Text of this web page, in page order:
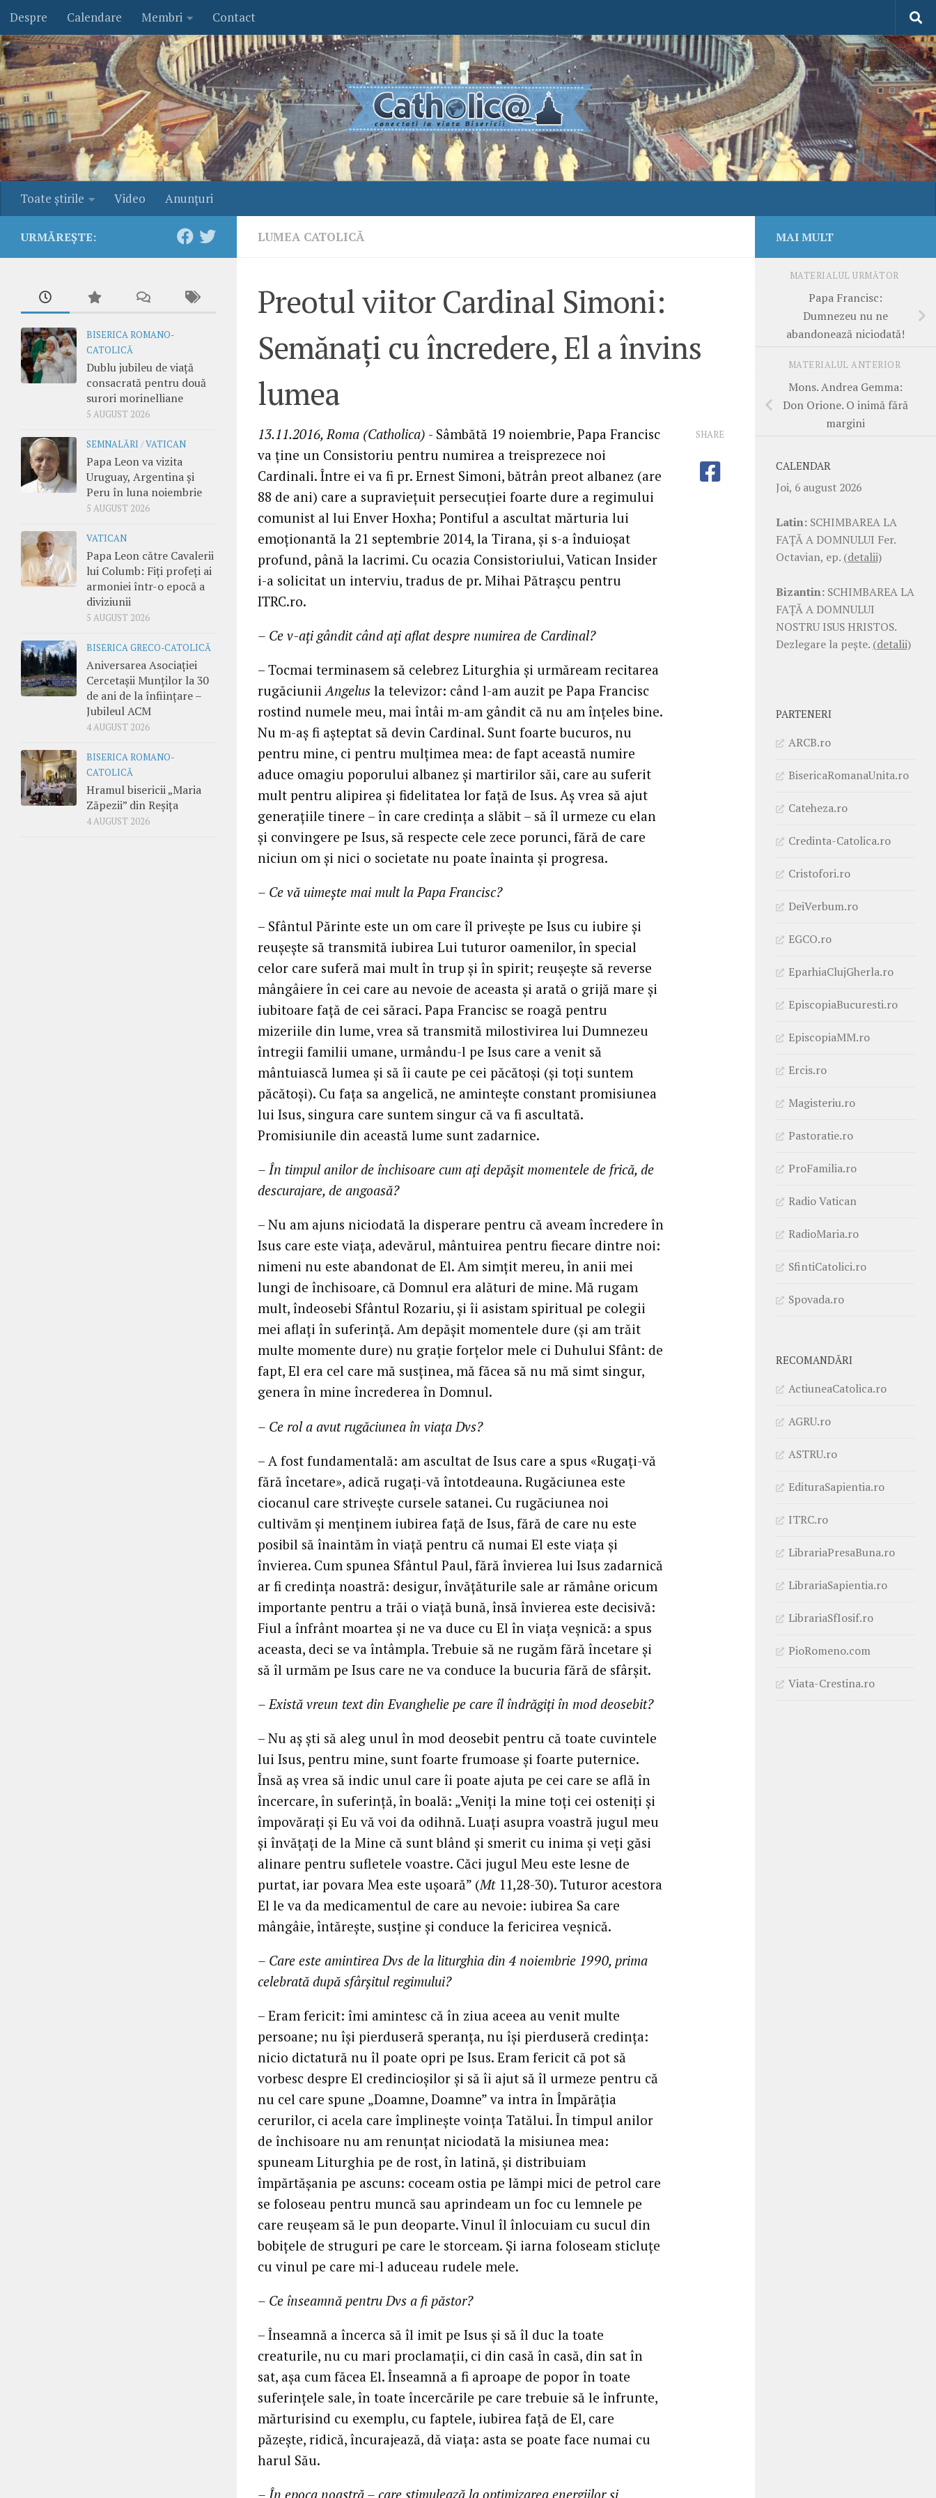
Skip to content
Despre Calendare Membri Contact
Toate ştirile Video Anunţuri
LUMEA CATOLICĂ
Preotul viitor Cardinal Simoni:
Semănați cu încredere, El a învins
lumea
13.11.2016, Roma (Catholica) - Sâmbătă 19 noiembrie, Papa Francisc
va ține un Consistoriu pentru numirea a treisprezece noi
Cardinali. Între ei va fi pr. Ernest Simoni, bătrân preot albanez (are
88 de ani) care a supraviețuit persecuției foarte dure a regimului
comunist al lui Enver Hoxha; Pontiful a ascultat mărturia lui
emoționantă la 21 septembrie 2014, la Tirana, și s-a înduioșat
profund, până la lacrimi. Cu ocazia Consistoriului, Vatican Insider
i-a solicitat un interviu, tradus de pr. Mihai Pătrașcu pentru
ITRC.ro.
– Ce v-ați gândit când ați aflat despre numirea de Cardinal?
– Tocmai terminasem să celebrez Liturghia și urmăream recitarea
rugăciuniiAngelus la televizor: când l-am auzit pe Papa Francisc
rostind numele meu, mai întâi m-am gândit că nu am înțeles bine.
Nu m-aș fi așteptat să devin Cardinal. Sunt foarte bucuros, nu
pentru mine, ci pentru mulțimea mea: de fapt această numire
aduce omagiu poporului albanez și martirilor săi, care au suferit
mult pentru alipirea și fidelitatea lor față de Isus. Aș vrea să ajut
generațiile tinere – în care credința a slăbit – să îl urmeze cu elan
și convingere pe Isus, să respecte cele zece porunci, fără de care
niciun om și nici o societate nu poate înainta și progresa.
– Ce vă uimește mai mult la Papa Francisc?
– Sfântul Părinte este un om care îl privește pe Isus cu iubire și
reușește să transmită iubirea Lui tuturor oamenilor, în special
celor care suferă mai mult în trup și în spirit; reușește să reverse
mângâiere în cei care au nevoie de aceasta și arată o grijă mare și
iubitoare față de cei săraci. Papa Francisc se roagă pentru
mizeriile din lume, vrea să transmită milostivirea lui Dumnezeu
întregii familii umane, urmându-l pe Isus care a venit să
mântuiască lumea și să îi caute pe cei păcătoși (și toți suntem
păcătoși). Cu fața sa angelică, ne amintește constant promisiunea
lui Isus, singura care suntem singur că va fi ascultată.
Promisiunile din această lume sunt zadarnice.
– În timpul anilor de închisoare cum ați depășit momentele de frică, de
descurajare, de angoasă?
– Nu am ajuns niciodată la disperare pentru că aveam încredere în
Isus care este viața, adevărul, mântuirea pentru fiecare dintre noi:
nimeni nu este abandonat de El. Am simțit mereu, în anii mei
lungi de închisoare, că Domnul era alături de mine. Mă rugam
mult, îndeosebi Sfântul Rozariu, și îi asistam spiritual pe colegii
mei aflați în suferință. Am depășit momentele dure (și am trăit
multe momente dure) nu grație forțelor mele ci Duhului Sfânt: de
fapt, El era cel care mă susținea, mă făcea să nu mă simt singur,
genera în mine încrederea în Domnul.
– Ce rol a avut rugăciunea în viața Dvs?
– A fost fundamentală: am ascultat de Isus care a spus «Rugați-vă
fără încetare», adică rugați-vă întotdeauna. Rugăciunea este
ciocanul care strivește cursele satanei. Cu rugăciunea noi
cultivăm și menținem iubirea față de Isus, fără de care nu este
posibil să înaintăm în viață pentru că numai El este viața și
învierea. Cum spunea Sfântul Paul, fără învierea lui Isus zadarnică
ar fi credința noastră: desigur, învățăturile sale ar rămâne oricum
importante pentru a trăi o viață bună, însă învierea este decisivă:
Fiul a înfrânt moartea și ne va duce cu El în viața veșnică: a spus
aceasta, deci se va întâmpla. Trebuie să ne rugăm fără încetare și
să îl urmăm pe Isus care ne va conduce la bucuria fără de sfârșit.
– Există vreun text din Evanghelie pe care îl îndrăgiți în mod deosebit?
– Nu aș ști să aleg unul în mod deosebit pentru că toate cuvintele
lui Isus, pentru mine, sunt foarte frumoase și foarte puternice.
Însă aș vrea să indic unul care îi poate ajuta pe cei care se află în
încercare, în suferință, în boală: „Veniți la mine toți cei osteniți și
împovărați și Eu vă voi da odihnă. Luați asupra voastră jugul meu
și învățați de la Mine că sunt blând și smerit cu inima și veți găsi
alinare pentru sufletele voastre. Căci jugul Meu este lesne de
purtat, iar povara Mea este ușoară” (Mt11,28-30). Tuturor acestora
El le va da medicamentul de care au nevoie: iubirea Sa care
mângâie, întărește, susține și conduce la fericirea veșnică.
– Care este amintirea Dvs de la liturghia din 4 noiembrie 1990, prima
celebrată după sfârșitul regimului?
– Eram fericit: îmi amintesc că în ziua aceea au venit multe
persoane; nu își pierduseră speranța, nu își pierduseră credința:
nicio dictatură nu îl poate opri pe Isus. Eram fericit că pot să
vorbesc despre El credincioșilor și să îi ajut să îl urmeze pentru că
nu cel care spune „Doamne, Doamne” va intra în Împărăția
cerurilor, ci acela care împlinește voința Tatălui. În timpul anilor
de închisoare nu am renunțat niciodată la misiunea mea:
spuneam Liturghia pe de rost, în latină, și distribuiam
împărtășania pe ascuns: coceam ostia pe lămpi mici de petrol care
se foloseau pentru muncă sau aprindeam un foc cu lemnele pe
care reușeam să le pun deoparte. Vinul îl înlocuiam cu sucul din
bobițele de struguri pe care le storceam. Și iarna foloseam sticluțe
cu vinul pe care mi-l aduceau rudele mele.
– Ce înseamnă pentru Dvs a fi păstor?
– Înseamnă a încerca să îl imit pe Isus și să îl duc la toate
creaturile, nu cu mari proclamații, ci din casă în casă, din sat în
sat, așa cum făcea El. Înseamnă a fi aproape de popor în toate
suferințele sale, în toate încercările pe care trebuie să le înfrunte,
mărturisind cu exemplu, cu faptele, iubirea față de El, care
păzește, ridică, încurajează, dă viața: asta se poate face numai cu
harul Său.
– În epoca noastră – care stimulează la optimizarea energiilor și
SHARE
URMĂREȘTE:
BISERICA ROMANO-
CATOLICĂ
Dublu jubileu de viață
consacrată pentru două
surori morinelliane
5 AUGUST 2026
SEMNALĂRI /VATICAN
Papa Leon va vizita
Uruguay, Argentina și
Peru în luna noiembrie
5 AUGUST 2026
VATICAN
Papa Leon către Cavalerii
lui Columb: Fiți profeți ai
armoniei într-o epocă a
diviziunii
5 AUGUST 2026
BISERICA GRECO-CATOLICĂ
Aniversarea Asociației
Cercetașii Munților la 30
de ani de la înființare –
Jubileul ACM
4 AUGUST 2026
BISERICA ROMANO-
CATOLICĂ
Hramul bisericii „Maria
Zăpezii” din Reșița
4 AUGUST 2026
MAI MULT
MATERIALUL URMĂTOR
Papa Francisc:
Dumnezeu nu ne
abandonează niciodată!
MATERIALUL ANTERIOR
Mons. Andrea Gemma:
Don Orione. O inimă fără
margini
CALENDAR
Joi, 6 august 2026
Latin: SCHIMBAREA LA
FAŢĂ A DOMNULUI Fer.
Octavian, ep. (detalii)
Bizantin: SCHIMBAREA LA
FAŢĂ A DOMNULUI
NOSTRU ISUS HRISTOS.
Dezlegare la pește. (detalii)
PARTENERI
ARCB.ro
BisericaRomanaUnita.ro
Cateheza.ro
Credinta-Catolica.ro
Cristofori.ro
DeiVerbum.ro
EGCO.ro
EparhiaClujGherla.ro
EpiscopiaBucuresti.ro
EpiscopiaMM.ro
Ercis.ro
Magisteriu.ro
Pastoratie.ro
ProFamilia.ro
Radio Vatican
RadioMaria.ro
SfintiCatolici.ro
Spovada.ro
RECOMANDĂRI
ActiuneaCatolica.ro
AGRU.ro
ASTRU.ro
EdituraSapientia.ro
ITRC.ro
LibrariaPresaBuna.ro
LibrariaSapientia.ro
LibrariaSfIosif.ro
PioRomeno.com
Viata-Crestina.ro